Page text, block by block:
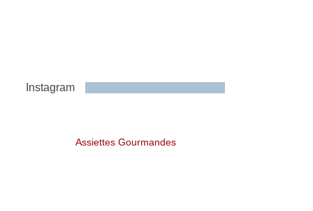
Instagram
Assiettes Gourmandes